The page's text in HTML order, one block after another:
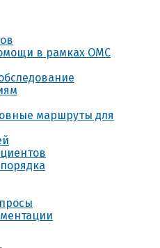
в рамках ОМС
маршруты для